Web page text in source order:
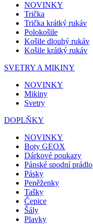
NOVINKY
Trička
Trička krátký rukáv
Polokošile
Košile dlouhý rukáv
Košile krátký rukáv
SVETRY A MIKINY
NOVINKY
Mikiny
Svetry
DOPLŇKY
NOVINKY
Boty GEOX
Dárkové poukazy
Pánské spodní prádlo
Pásky
Peněženky
Tašky
Čepice
Šály
Plavky